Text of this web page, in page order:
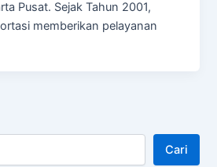
Pusat. Sejak Tahun 2001,
memberikan pelayanan
Cari